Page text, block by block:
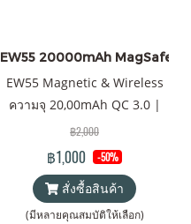
EW55 20000mAh MagSafe
EW55 Magnetic & Wireless
ความจุ 20,00mAh QC 3.0 |
PD 20W แบตเตอรี่สำรองไร้
สายระบบแม่เหล็ก พาวเวอร์
แบงค์ & Wireless Charger
Orsen by Eloop ของแท้ 100%
ได้รับมาตรฐาน มอก. แถมฟรี!
฿2,000
฿1,000 -50%
สั่งซื้อสินค้า
(มีหลายคุณสมบัติให้เลือก)